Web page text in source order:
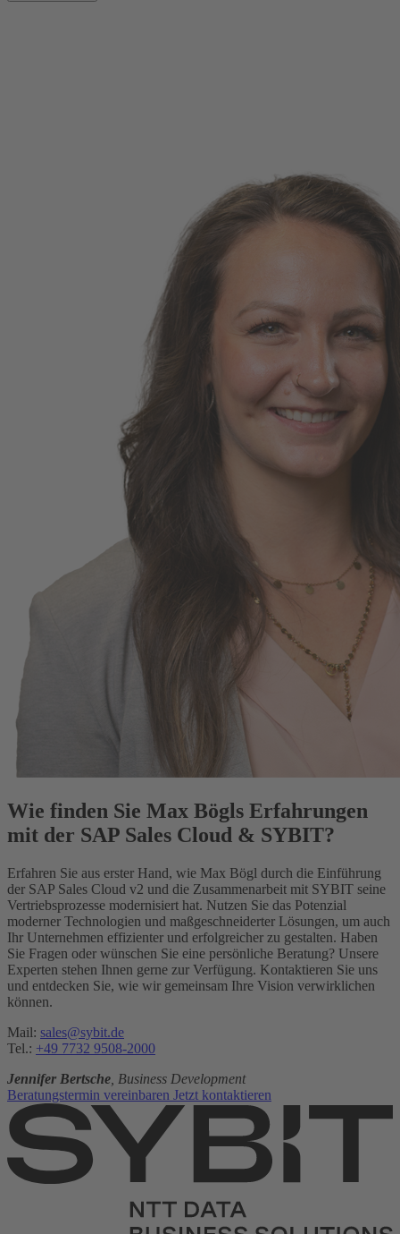
Wie finden Sie Max Bögls Erfahrungen
mit der SAP Sales Cloud & SYBIT?
Erfahren Sie aus erster Hand, wie Max Bögl durch die Einführung
der SAP Sales Cloud v2 und die Zusammenarbeit mit SYBIT seine
Vertriebsprozesse modernisiert hat. Nutzen Sie das Potenzial
moderner Technologien und maßgeschneiderter Lösungen, um auch
Ihr Unternehmen effizienter und erfolgreicher zu gestalten. Haben
Sie Fragen oder wünschen Sie eine persönliche Beratung? Unsere
Experten stehen Ihnen gerne zur Verfügung. Kontaktieren Sie uns
und entdecken Sie, wie wir gemeinsam Ihre Vision verwirklichen
können.
Mail: sales@sybit.de
Tel.: +49 7732 9508-2000
Jennifer Bertsche , Business Development
Beratungstermin vereinbaren Jetzt kontaktieren